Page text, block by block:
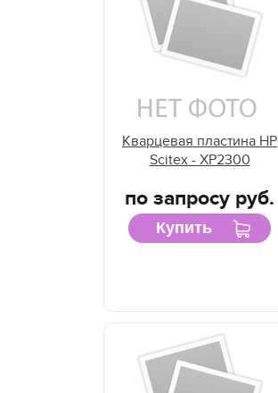
Кварцевая пластина HP
Scitex - XP2300
по запросу руб.
Купить